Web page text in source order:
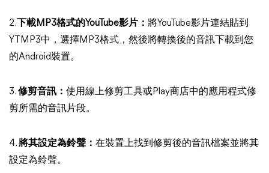
2. 下載MP3格式的YouTube影片： 將YouTube影片連結貼到
YTMP3中，選擇MP3格式，然後將轉換後的音訊下載到您
的Android裝置。
3.修剪音訊： 使用線上修剪工具或Play商店中的應用程式修
剪所需的音訊片段。
4.將其設定為鈴聲： 在裝置上找到修剪後的音訊檔案並將其
設定為鈴聲。